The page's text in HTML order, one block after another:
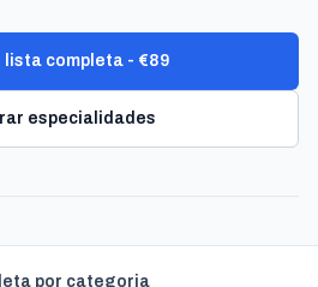
lista completa - €89
especialidades
por categoria